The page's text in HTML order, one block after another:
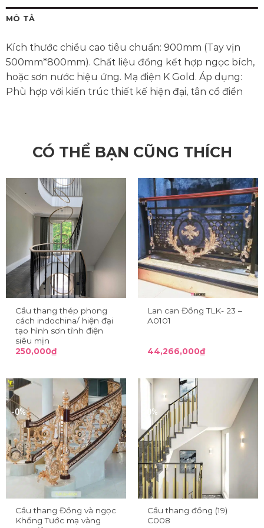
MÔ TẢ
Kích thước chiều cao tiêu chuẩn: 900mm (Tay vịn
500mm*800mm). Chất liệu đồng kết hợp ngọc bích,
hoặc sơn nước hiệu ứng. Mạ điện K Gold. Áp dụng:
Phù hợp với kiến trúc thiết kế hiện đại, tân cổ điển
CÓ THỂ BẠN CŨNG THÍCH
Cầu thang thép phong
cách indochina/ hiện đại
tạo hình sơn tĩnh điện
siêu mịn
250,000₫
Lan can Đồng TLK- 23 –
A0101
44,266,000₫
-0%
Cầu thang Đồng và ngọc
Khổng Tước mạ vàng
-0%
Cầu thang đồng (19)
C008